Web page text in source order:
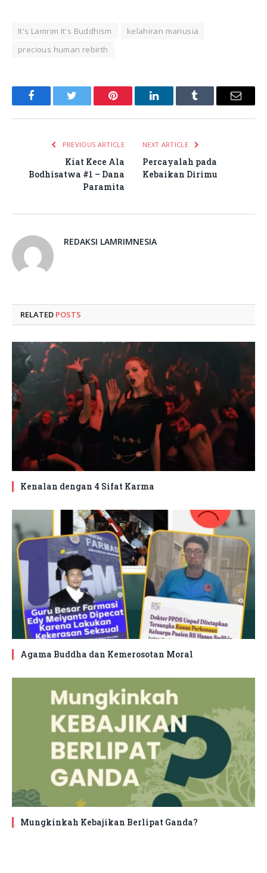
It's Lamrim It's Buddhism
kelahiran manusia
precious human rebirth
FacebookTwitter Pinterest LinkedInTumblr Email
PREVIOUS ARTICLE
Kiat Kece Ala
Bodhisatwa #1 – Dana
Paramita
NEXT ARTICLE
Percayalah pada
Kebaikan Dirimu
REDAKSI LAMRIMNESIA
RELATED POSTS
Kenalan dengan 4 Sifat Karma
Agama Buddha dan Kemerosotan Moral
Mungkinkah Kebajikan Berlipat Ganda?